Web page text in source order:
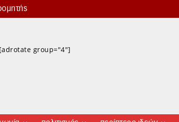
[adrotate group="4"]